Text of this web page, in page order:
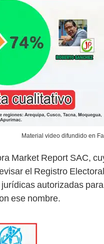
Material video difundido en
Market Report SAC,
el Registro
autorizadas
ese nombre.